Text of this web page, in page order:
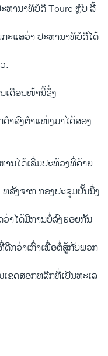
ານາທິບໍດີ Toure ຫຼົບ ລີ້​
ະ​ແສ​ວ່າ ປະທານາທິບໍດີ​ໄດ້​
.
ເດືອນ​ໜ້າ​ນີ້ຊຶ່ງ​
ດໍາລົງ​ຕໍາ​ແໜ່​ງມາ​ໄດ້​ສອງ​
ນ​ໄດ້​ເລີ່​ມປະ​ທ້ວງ​ທີ່​ຄ້າຍ
ຫລັງ​ຈາກ ກອງ​ປະຊຸມ​ບັ້ນ​ນຶ່ງ​
າໄດ້​ມີ​ການ​ບໍ່​ລົງ​ຮອຍກັນ​
ກ​ວ່າ​ເກົ່າ​ເພື່ອ​ຕໍ່ສູ້​ກັບ​ພວກ​
ເຂດ​ສອກຫລີກ​ທີ່​ເປັນ​ທະ​ເລ​